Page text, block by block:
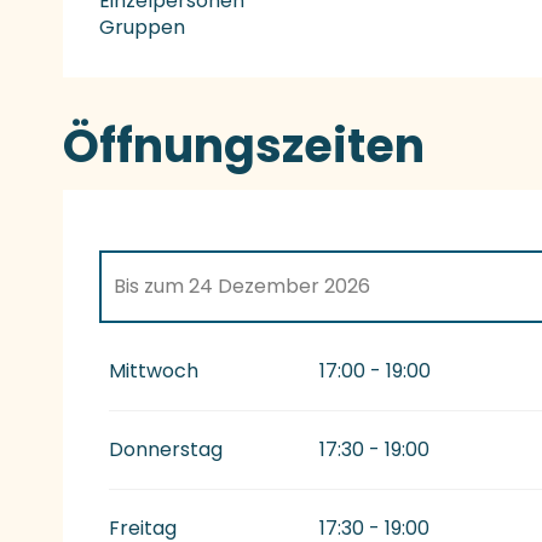
Gruppen
Öffnungszeiten
vom 7 Januar 2026 bis zum 4 März 2026
Bis zum 24 Dezember 2026
Mittwoch 17:00 - 19:00
Donnerstag 17:30 - 19:00
Freitag 17:30 - 19:00